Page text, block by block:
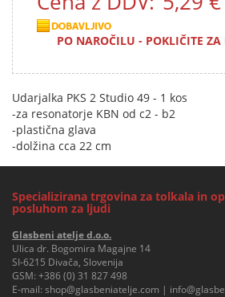
PO NAROČILU - POKLIČITE
Udarjalka PKS 2 Studio 49 - 1 kos
-za resonatorje KBN od c2 - b2
-plastična glava
-dolžina cca 22 cm
Specializirana trgovina za tolkala in
posluhom za ljudi
Glasbeni atelje d.o.o.
Ulica dr. Bogomira Magajne 14
SI-6215 Divača, Slovenija
GSM: +386 (0) 31 827 498
E-mail: shop@glasbeniatelje.com |